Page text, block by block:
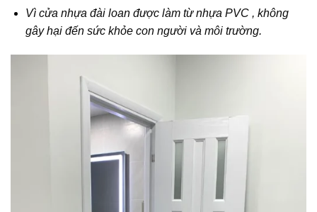
Vì cửa nhựa đài loan được làm từ nhựa PVC , không
gây hại đến sức khỏe con người và môi trường.